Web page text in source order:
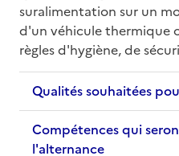
suralimentation sur un
d'un véhicule thermique
règles d'hygiène, de
Qualités souhaitées
Compétences qui
l'alternance